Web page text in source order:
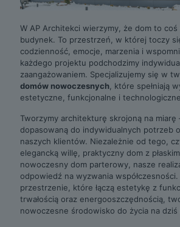
W AP Architekci wierzymy, że dom to
budynek. To przestrzeń, w której toczy
codzienność, emocje, marzenia i
każdego projektu podchodzimy
zaangażowaniem. Specjalizujemy się w
domów nowoczesnych , które spełniają
estetyczne, funkcjonalne i
Tworzymy architekturę skrojoną na miarę
dopasowaną do indywidualnych potrzeb
naszych klientów. Niezależnie od tego,
elegancką willę, praktyczny dom z
nowoczesny dom parterowy, nasze
odpowiedź na wyzwania
przestrzenie, które łączą estetykę z
trwałością oraz energooszczędnością,
nowoczesne środowisko do życia na dziś